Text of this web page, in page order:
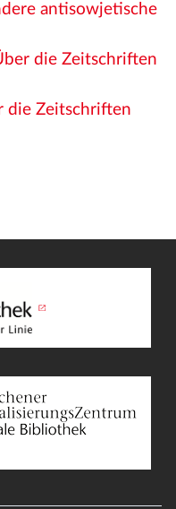
antisowjetische
die Zeitschriften
die Zeitschriften